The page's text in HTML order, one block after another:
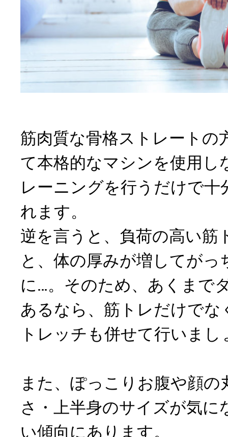
筋肉質な骨格ストレートの
て本格的なマシンを使用し
レーニングを行うだけで十
れます。
逆を言うと、負荷の高い筋
と、体の厚みが増してがっ
に…。そのため、あくまで
あるなら、筋トレだけでな
トレッチも併せて行いまし
また、ぽっこりお腹や顔の
さ・上半身のサイズが気に
い傾向にあります。